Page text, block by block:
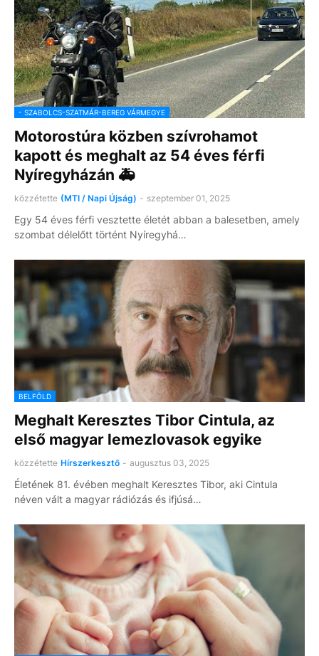
- SZABOLCS-SZATMÁR-BEREG VÁRMEGYE
Motorostúra közben szívrohamot
kapott és meghalt az 54 éves férfi
Nyíregyházán 🚑
közzétette (MTI / Napi Újság) - szeptember 01, 2025
Egy 54 éves férfi vesztette életét abban a balesetben, amely
szombat délelőtt történt Nyíregyhá…
BELFÖLD
Meghalt Keresztes Tibor Cintula, az
első magyar lemezlovasok egyike
közzétette Hírszerkesztő - augusztus 03, 2025
Életének 81. évében meghalt Keresztes Tibor, aki Cintula
néven vált a magyar rádiózás és ifjúsá…